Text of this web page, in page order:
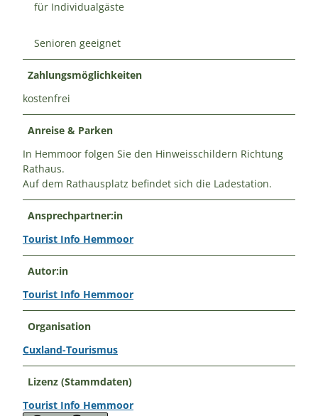
für Individualgäste
Senioren geeignet
Zahlungsmöglichkeiten
kostenfrei
Anreise & Parken
In Hemmoor folgen Sie den Hinweisschildern Richtung
Rathaus.
Auf dem Rathausplatz befindet sich die Ladestation.
Ansprechpartner:in
Tourist Info Hemmoor
Autor:in
Tourist Info Hemmoor
Organisation
Cuxland-Tourismus
Lizenz (Stammdaten)
Tourist Info Hemmoor